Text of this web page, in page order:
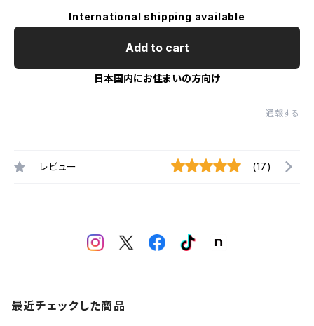
International shipping available
Add to cart
日本国内にお住まいの方向け
通報する
レビュー (17)
最近チェックした商品